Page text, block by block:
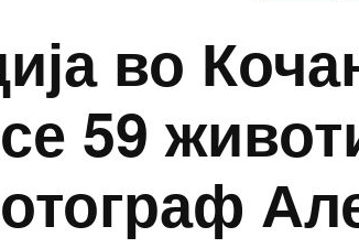
во
59